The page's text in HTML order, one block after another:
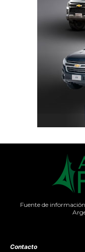
Fuente de
Contacto